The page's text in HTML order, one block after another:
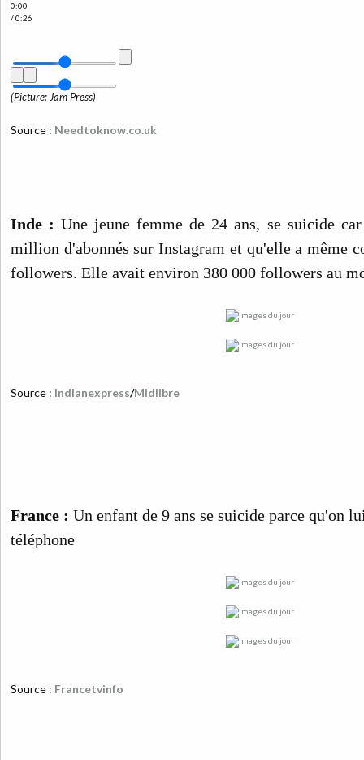
0:00
/ 0:26
(Picture: Jam Press)
Source : Needtoknow.co.uk
Inde :Une jeune femme de 24 ans, se suicide
million d'abonnés sur Instagram et qu'elle a même
followers. Elle avait environ 380 000 followers au
Source : Indianexpress/Midlibre
France : Un enfant de 9 ans se suicide parce qu'on
téléphone
Source : Francetvinfo